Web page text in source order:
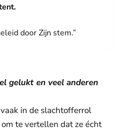
door Zijn stem.”
gelukt en veel anderen
in de slachtofferrol
te vertellen dat ze écht